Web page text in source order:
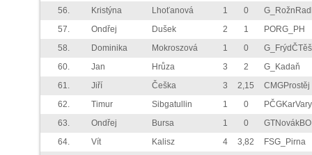
56.
Kristýna Lhoťanová 1 0
57.
Ondřej Dušek 2 1
PORG_PH
58.
Dominika Mokroszová 1 0
G_FrýdČTěš
60.
Jan Hrůza 3 2
G_Kadaň
61.
Jiří Češka 3 2,15
CMGProstěj
62.
Timur Sibgatullin 1 0
PČGKarVary
63.
Ondřej Bursa 1 0
GTNovákBO
64.
Vít Kalisz 4 3,82
FSG_Pirna